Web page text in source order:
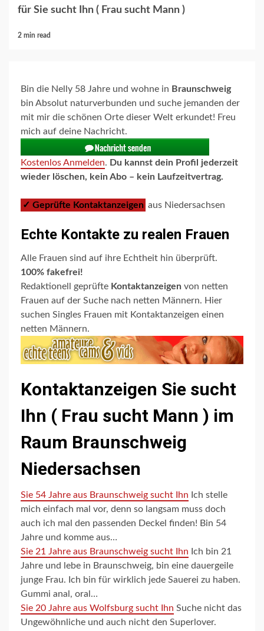
für Sie sucht Ihn ( Frau sucht Mann )
2 min read
Bin die Nelly 58 Jahre und wohne in Braunschweig
bin Absolut naturverbunden und suche jemanden der
mit mir die schönen Orte dieser Welt erkundet! Freu
mich auf deine Nachricht.
Kostenlos Anmelden. Du kannst dein Profil jederzeit
wieder löschen, kein Abo – kein Laufzeitvertrag.
✓ Geprüfte Kontaktanzeigen aus Niedersachsen
Echte Kontakte zu realen Frauen
Alle Frauen sind auf ihre Echtheit hin überprüft.
100% fakefrei!
Redaktionell geprüfte Kontaktanzeigen von netten
Frauen auf der Suche nach netten Männern. Hier
suchen Singles Frauen mit Kontaktanzeigen einen
netten Männern.
Kontaktanzeigen Sie sucht
Ihn ( Frau sucht Mann ) im
Raum Braunschweig
Niedersachsen
Sie 54 Jahre aus Braunschweig sucht Ihn Ich stelle
mich einfach mal vor, denn so langsam muss doch
auch ich mal den passenden Deckel finden! Bin 54
Jahre und komme aus…
Sie 21 Jahre aus Braunschweig sucht Ihn Ich bin 21
Jahre und lebe in Braunschweig, bin eine dauergeile
junge Frau. Ich bin für wirklich jede Sauerei zu haben.
Gummi anal, oral…
Sie 20 Jahre aus Wolfsburg sucht Ihn Suche nicht das
Ungewöhnliche und auch nicht den Superlover.